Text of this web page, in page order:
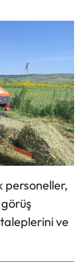
personeller,
ve